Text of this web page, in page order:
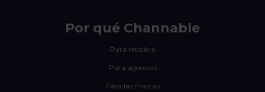
Por qué Channable
Para retailers
Para agencias
Para las marcas